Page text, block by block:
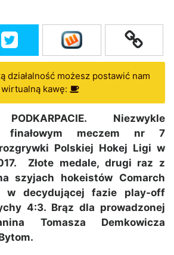
działalność możesz postawić nam
wirtualną kawę:
Niezwykle
finałowym meczem nr 7
Polskiej Hokej Ligi w
Złote medale, drugi raz z
szyjach hokeistów Comarch
w decydującej fazie play-off
4:3. Brąz dla prowadzonej
Tomasza Demkowicza